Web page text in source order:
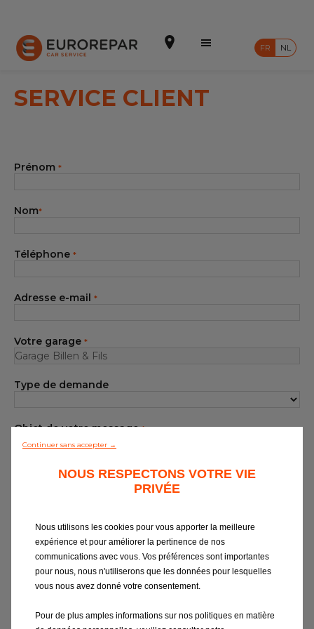
Devis en ligne
Notre enseigne
Nos Promotions
Nos prestations
Tous les garages
Intégrer le réseau
FR NL
SERVICE CLIENT
Si vous souhaitez obtenir des
Service ou être contacté par notre service
Prénom *
Nom*
Téléphone *
Adresse e-mail *
Votre garage *
Type de demande
Objet de votre message*
Votre message
Continuer sans accepter →
NOUS RESPECTONS VOTRE VIE
PRIVÉE
Nous utilisons les cookies pour vous apporter la meilleure
expérience et pour améliorer la pertinence de nos
communications avec vous. Vos préférences sont importantes
pour nous, nous n'utiliserons que les données pour lesquelles
vous nous avez donné votre consentement.
Pour de plus amples informations sur nos politiques en matière